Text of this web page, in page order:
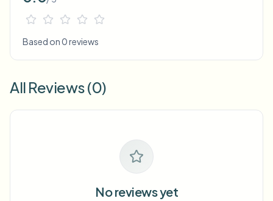
Based on 0 reviews
All Reviews (0)
No reviews yet